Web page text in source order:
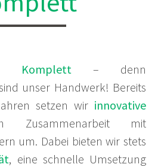
Komplett – denn
unser Handwerk! Bereits
setzen wir innovative
mit
um. Dabei bieten wir stets
, eine schnelle Umsetzung